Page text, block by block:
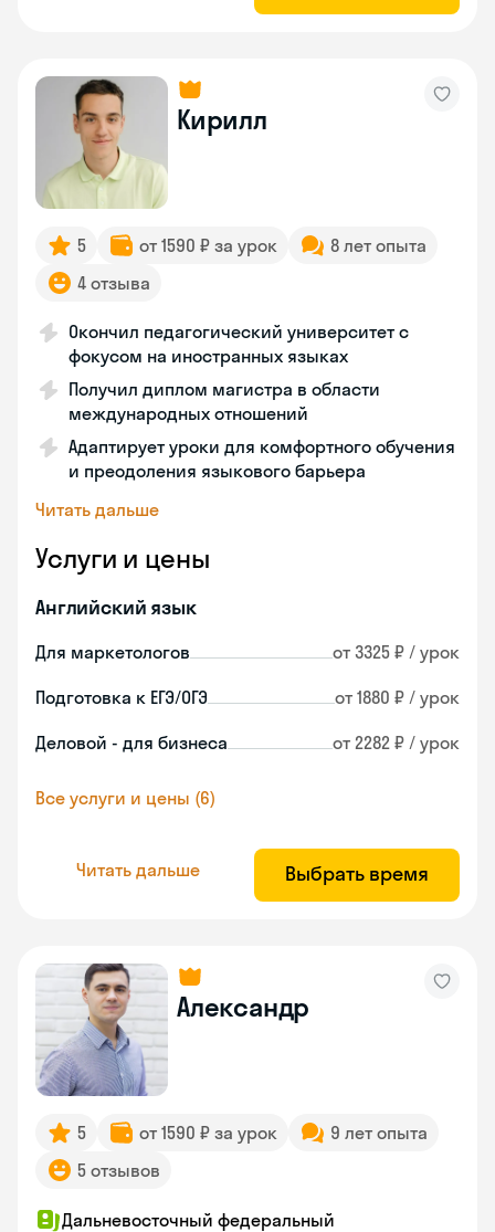
Кирилл
5 от 1590 ₽ за урок
8 лет опыта
4 отзыва
Окончил педагогический университет с
фокусом на иностранных языках
Получил диплом магистра в области
международных отношений
Адаптирует уроки для комфортного обучения
и преодоления языкового барьера
Читать дальше
Услуги и цены
Английский язык
Для маркетологов от 3325 ₽ / урок
Подготовка к ЕГЭ/ОГЭ от 1880 ₽ / урок
Деловой - для бизнеса от 2282 ₽ / урок
Все услуги и цены (6)
Читать дальше Выбрать время
Александр
5 от 1590 ₽ за урок
9 лет опыта
5 отзывов
Дальневосточный федеральный